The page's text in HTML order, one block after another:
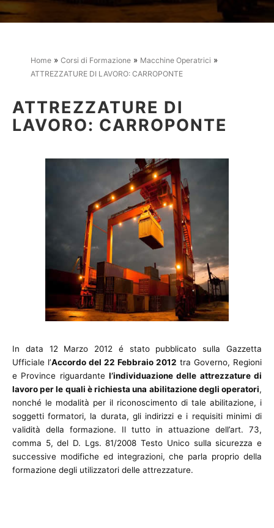
Home » Corsi di Formazione » Macchine Operatrici »
ATTREZZATURE DI LAVORO: CARROPONTE
ATTREZZATURE DI
LAVORO: CARROPONTE
In data 12 Marzo 2012 é stato pubblicato sulla Gazzetta
Ufficiale l’Accordo del 22 Febbraio 2012 tra Governo, Regioni
e Province riguardante l’individuazione delle attrezzature di
lavoro per le quali è richiesta una abilitazione degli operatori,
nonché le modalità per il riconoscimento di tale abilitazione, i
soggetti formatori, la durata, gli indirizzi e i requisiti minimi di
validità della formazione. Il tutto in attuazione dell’art. 73,
comma 5, del D. Lgs. 81/2008 Testo Unico sulla sicurezza e
successive modifiche ed integrazioni, che parla proprio della
formazione degli utilizzatori delle attrezzature.